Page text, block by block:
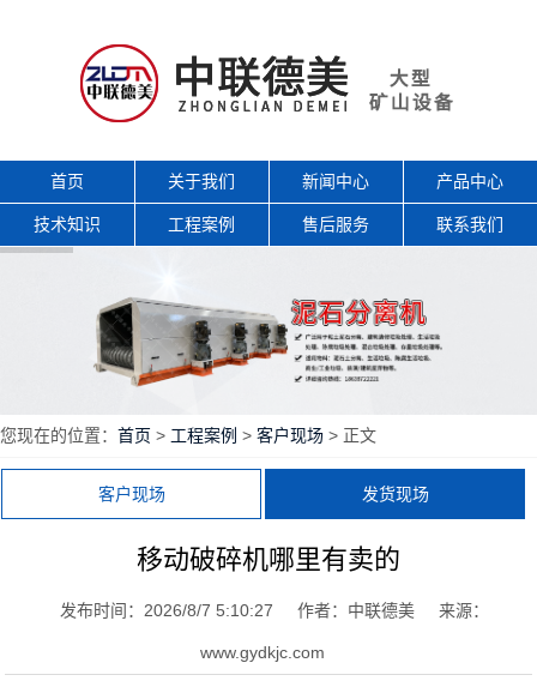
首页 关于我们 新闻中心 产品中心
技术知识 工程案例 售后服务 联系我们
您现在的位置： 首页 > 工程案例 > 客户现场 > 正文
客户现场 发货现场
移动破碎机哪里有卖的
发布时间：2026/8/7 5:10:27 作者：中联德美 来源：
www.gydkjc.com